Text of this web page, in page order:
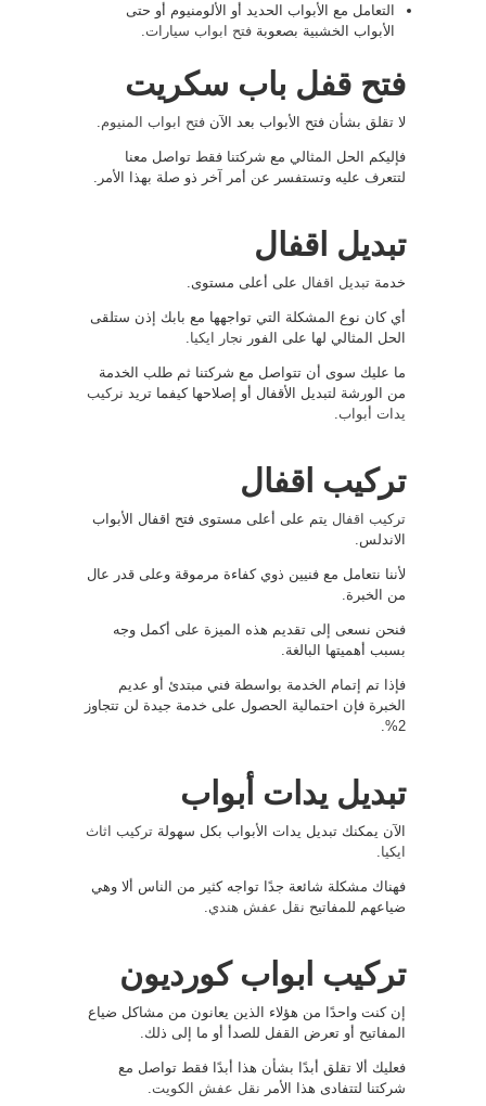
التعامل مع الأبواب الحديد أو الألومنيوم أو حتى
الأبواب الخشبية بصعوبة فتح ابواب سيارات
فتح قفل باب سكريت
لا تقلق بشأن فتح الأبواب بعد الآن فتح ابواب المنيوم
فإليكم الحل المثالي مع شركتنا فقط تواصل معنا
لتتعرف عليه وتستفسر عن أمر آخر ذو صلة بهذا الأمر.
تبديل اقفال
خدمة تبديل اقفال على أعلى مستوى.
أي كان نوع المشكلة التي تواجهها مع بابك إذن ستلقى
الحل المثالي لها على الفور نجار ايكيا
ما عليك سوى أن تتواصل مع شركتنا ثم طلب الخدمة
من الورشة لتبديل الأقفال أو إصلاحها كيفما تريد نركيب
يدات أبواب
تركيب اقفال
تركيب اقفال يتم على أعلى مستوى فتح اقفال الأبواب
الاندلس.
لأننا نتعامل مع فنيين ذوي كفاءة مرموقة وعلى قدر عال
من الخبرة.
فنحن نسعى إلى تقديم هذه الميزة على أكمل وجه
بسبب أهميتها البالغة.
فإذا تم إتمام الخدمة بواسطة فني مبتدئ أو عديم
الخبرة فإن احتمالية الحصول على خدمة جيدة لن تتجاوز
2%.
تبديل يدات أبواب
الآن يمكنك تبديل يدات الأبواب بكل سهولة تركيب اثاث
ايكيا
فهناك مشكلة شائعة جدًا تواجه كثير من الناس ألا وهي
ضياعهم للمفاتيح نقل عفش هندي
تركيب ابواب كورديون
إن كنت واحدًا من هؤلاء الذين يعانون من مشاكل ضياع
المفاتيح أو تعرض القفل للصدأ أو ما إلى ذلك.
فعليك ألا تقلق أبدًا بشأن هذا أبدًا فقط تواصل مع
شركتنا لتتفادى هذا الأمر نقل عفش الكويت